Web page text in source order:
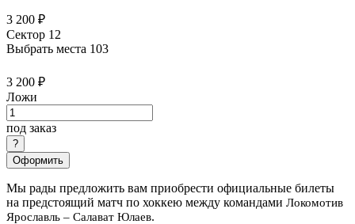
3 200 ₽
Сектор 12
Выбрать места 103
3 200 ₽
Ложи
под заказ
Оформить
Мы рады предложить вам приобрести официальные билеты
на предстоящий матч по хоккею между командами Локомотив
Ярославль – Салават Юлаев.